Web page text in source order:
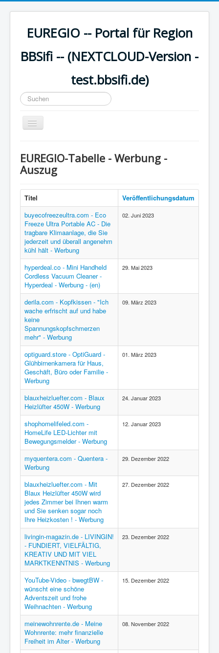
EUREGIO -- Portal für Region
BBSifi -- (NEXTCLOUD-Version -
test.bbsifi.de)
Suchen
...
Navigation
an/aus
H A U P T M E N Ü
KULTUR
WISSEN - aktuell
Region - BBSifi
Verlag
EUREGIO-Tabelle - Werbung -
Auszug
Titel
Veröffentlichungsdatum
buyecofreezeultra.com - Eco
Freeze Ultra Portable AC - Die
tragbare Klimaanlage, die Sie
jederzeit und überall angenehm
kühl hält - Werbung
02. Juni 2023
hyperdeal.co - Mini Handheld
Cordless Vacuum Cleaner -
Hyperdeal - Werbung - (en)
29. Mai 2023
derila.com - Kopfkissen - "Ich
wache erfrischt auf und habe
keine
Spannungskopfschmerzen
mehr" - Werbung
09. März 2023
optiguard.store - OptiGuard -
Glühbirnenkamera für Haus,
Geschäft, Büro oder Familie -
Werbung
01. März 2023
blauxheizluefter.com - Blaux
Heizlüfter 450W - Werbung
24. Januar 2023
shophomelifeled.com -
HomeLife LED-Lichter mit
Bewegungsmelder - Werbung
12. Januar 2023
myquentera.com - Quentera -
Werbung
29. Dezember 2022
blauxheizluefter.com - Mit
Blaux Heizlüfter 450W wird
jedes Zimmer bei Ihnen warm
und Sie senken sogar noch
Ihre Heizkosten ! - Werbung
27. Dezember 2022
livingin-magazin.de - LIVINGIN!
- FUNDIERT, VIELFÄLTIG,
KREATIV UND MIT VIEL
MARKTKENNTNIS - Werbung
23. Dezember 2022
YouTube-Video - bwegtBW -
wünscht eine schöne
Adventszeit und frohe
Weihnachten - Werbung
15. Dezember 2022
meinewohnrente.de - Meine
Wohnrente: mehr finanzielle
Freiheit im Alter - Werbung
08. November 2022